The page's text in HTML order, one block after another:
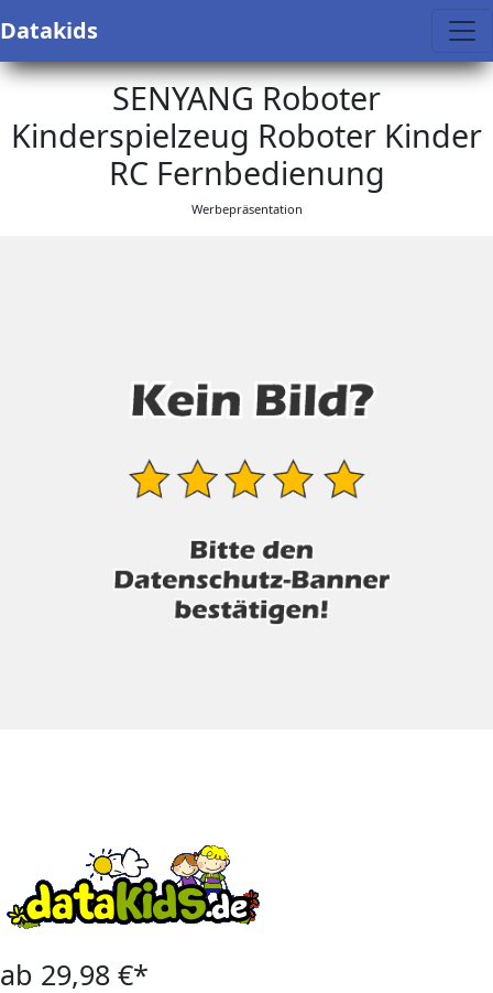
Datakids
SENYANG Roboter
Kinderspielzeug Roboter Kinder
RC Fernbedienung
Werbepräsentation
ab 29,98 €*